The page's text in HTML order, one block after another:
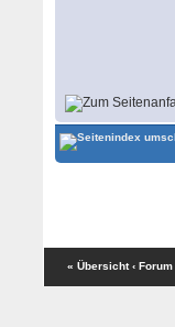
« Übersicht ‹ Forum